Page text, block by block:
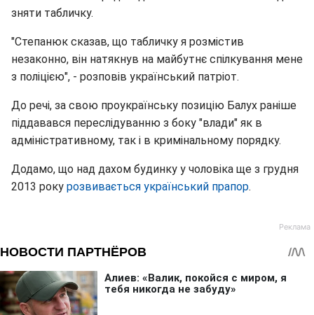
зняти табличку.
"Степанюк сказав, що табличку я розмістив
незаконно, він натякнув на майбутнє спілкування мене
з поліцією", - розповів український патріот.
До речі, за свою проукраїнську позицію Балух раніше
піддавався переслідуванню з боку "влади" як в
адміністративному, так і в кримінальному порядку.
Додамо, що над дахом будинку у чоловіка ще з грудня
2013 року розвивається український прапор.